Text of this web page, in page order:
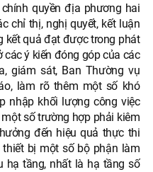
quyền địa phương hai
chỉ thị, nghị quyết, kết luận
kết quả đạt được trong phát
các ý kiến đóng góp của các
giám sát, Ban Thường vụ
làm rõ thêm một số khó
nhập khối lượng công việc
số trường hợp phải kiêm
đến hiệu quả thực thi
bị một số bộ phận làm
hạ tầng, nhất là hạ tầng số